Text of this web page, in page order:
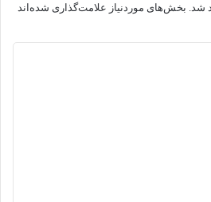
شد. بخش‌های موردنیاز علامت‌گذاری شده‌اند